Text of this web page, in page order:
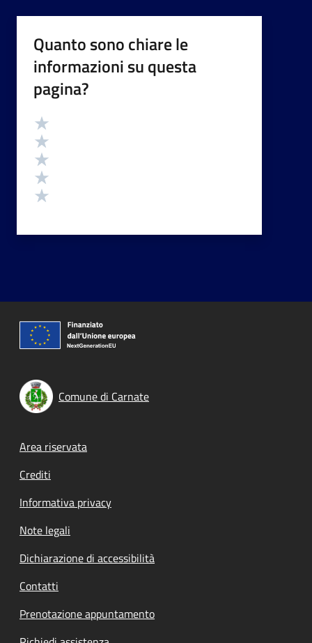
Quanto sono chiare le
informazioni su questa
pagina?
Valutazione
Comune di Carnate
Footer menu
Area riservata
Crediti
Informativa privacy
Note legali
Dichiarazione di accessibilità
Contatti
Prenotazione appuntamento